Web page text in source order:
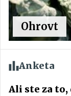
Ohrovt
Anketa
Ali ste za